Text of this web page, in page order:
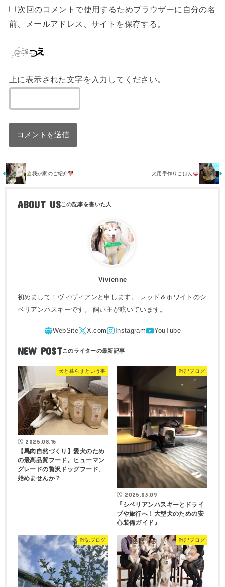
次回のコメントで使用するためブラウザーに自分の名
前、メールアドレス、サイトを保存する。
上に表示された文字を入力してください。
我が家のご紹介 犬用手作りごはん
ABOUT US
Vivienne
初めまして！ヴィヴィアンと申します。 レッド＆ホワイトのシ
ベリアンハスキーです。 飼い主が呟いています。
NEW POST
犬と暮らすという事
2025.08.16
【馬肉自然づくり】愛犬のため
の最高品質フード。ヒューマン
グレードの贅沢ドッグフード、
始めませんか？
雑記ブログ
2025.03.09
『シベリアンハスキーとドライ
ブや旅行へ！大型犬のための安
心装備ガイド』
雑記ブログ 雑記ブログ